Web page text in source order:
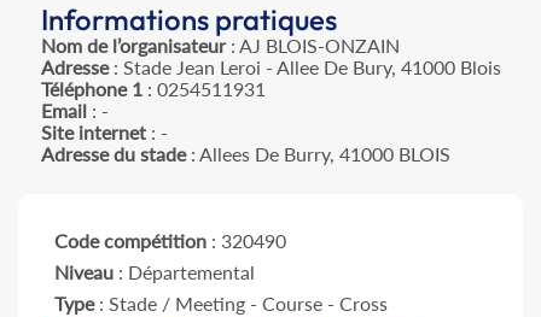
Informations pratiques
Nom de l’organisateur: AJ BLOIS-ONZAIN
Adresse: Stade Jean Leroi - Allee De Bury, 41000 Blois
Téléphone 1: 0254511931
Email: -
Site internet: -
Adresse du stade: Allees De Burry, 41000 BLOIS
Code compétition : 320490
Niveau : Départemental
Type: Stade / Meeting - Course - Cross